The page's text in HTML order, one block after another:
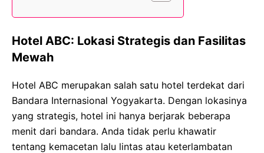
Hotel ABC: Lokasi Strategis dan Fasilitas
Mewah
Hotel ABC merupakan salah satu hotel terdekat dari
Bandara Internasional Yogyakarta. Dengan lokasinya
yang strategis, hotel ini hanya berjarak beberapa
menit dari bandara. Anda tidak perlu khawatir
tentang kemacetan lalu lintas atau keterlambatan